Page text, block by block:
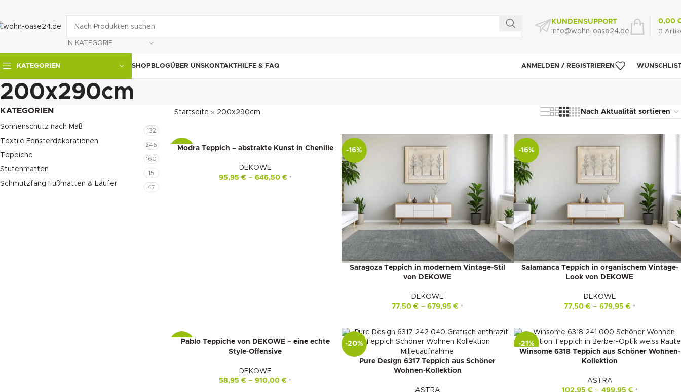
IN KATEGORIE
KUNDENSUPPORT
info@wohn-oase24.de
0
0,00
KATEGORIEN SHOPBLOGÜBER UNSKONTAKTHILFE & FAQ ANMELDEN / REGISTRIEREN
200x290cm
KATEGORIEN
Sonnenschutz nach Maß 132
Textile Fensterdekorationen 246
Teppiche 160
Stufenmatten 15
Schmutzfang Fußmatten & Läufer 47
Startseite » 200x290cm
-15%
Modra Teppich – abstrakte Kunst in Chenille
DEKOWE
95,95€– 646,50€ *
-16%
Saragoza Teppich in modernem Vintage-Stil
von DEKOWE
DEKOWE
77,50€ –679,95€ *
-16%
Salamanca Teppich in organischem Vintage-
Look von DEKOWE
DEKOWE
77,50€ –679,95€ *
-18%Pablo Teppiche von DEKOWE – eine echte
Style-Offensive
DEKOWE
58,95€ –910,00€ *
-20%
Pure Design 6317 Teppich aus Schöner
Wohnen-Kollektion
ASTRA
-21%
Winsome 6318 Teppich aus Schöner Wohnen-
Kollektion
ASTRA
102,95€– 499,95€ *